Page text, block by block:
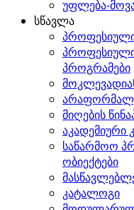
უფლება-
სწავლა
პროგრამები
მიღების
აკადემიური
საწარმოო
ობიექტები
კატალოგი